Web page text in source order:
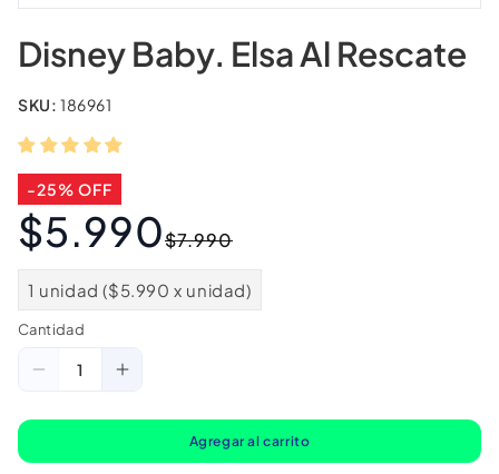
Disney Baby. Elsa Al Rescate
SKU: 186961
-25% OFF
$7.990
oferta
$5.990
1 unidad ($5.990 x unidad)
Cantidad
Cantidad
Reducir
Aumentar
Agregar al carrito